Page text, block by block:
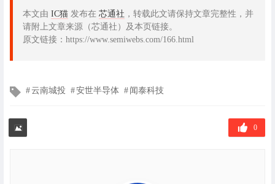
本文由 IC猫 发布在 芯通社 ，转载此文请保持文章完整性，并
请附上文章来源（芯通社）及本页链接。
原文链接：https://www.semiwebs.com/166.html
文
签
云南城投 安世半导体 闻泰科技
0